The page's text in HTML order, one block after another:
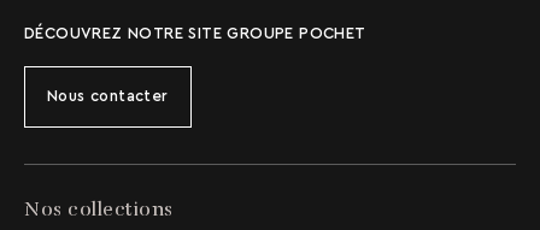
DÉCOUVREZ NOTRE SITE GROUPE POCHET
Nous contacter
Nos collections